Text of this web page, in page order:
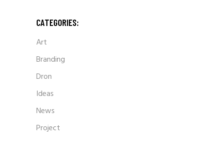
CATEGORIES:
Art
Branding
Dron
Ideas
News
Project